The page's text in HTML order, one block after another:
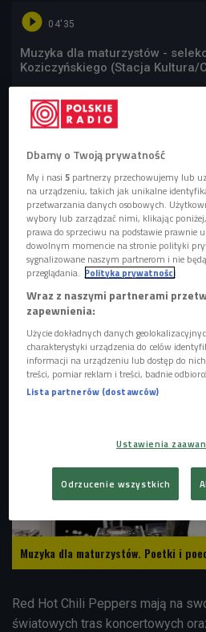
 04'35
Muzyka dla maturzystów -
Koziczyńskiego (Stacja Kultura/
zdjęcie ilustracyjne
Muzyka dla maturzystów. Poetki i
Red Hot Chili Peppers mają na
światowych tras koncertowych
Dbamy o Twoją prywatność
My i nasi5 partnerzy przechowujemy lub
na urządzeniu, takich jak unikalne
przetwarzania danych osobowych.
wybory lub zarządzać nimi, klikając
prawa do sprzeciwu na podstawie prawnie
dowolnym momencie na stronie polityki
sygnalizowane naszym partnerom i nie
przeglądania. Polityka prywatności
Wraz z naszymi partnerami
zapewnienia:
Użycie dokładnych danych
charakterystyki urządzenia do celów
informacji na urządzeniu lub dostęp do
treści, pomiar reklam i treści, badnie
Lista partnerów (dostawców)
Ustawienia
Odrzucenie wszystkich